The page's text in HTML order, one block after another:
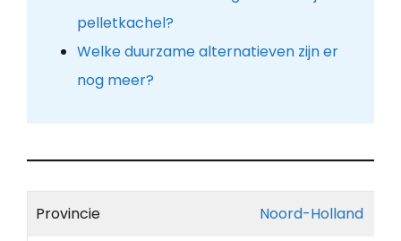
pelletkachel?
Welke duurzame alternatieven zijn er
nog meer?
Provincie Noord-Holland